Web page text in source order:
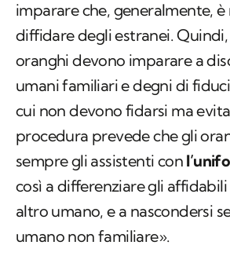
imparare che, generalmente, è
diffidare degli estranei.
oranghi devono imparare a
umani familiari e degni di
cui non devono fidarsi ma
procedura prevede che gli
sempre gli assistenti con
così a differenziare gli
altro umano, e a nascondersi
umano non familiare».